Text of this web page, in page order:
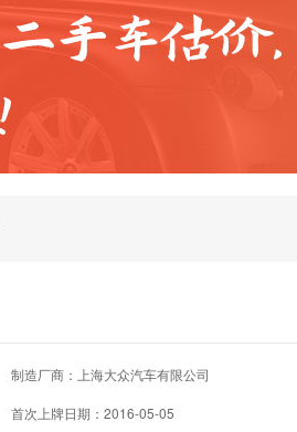
制造厂商：上海大众汽车有限公司
首次上牌日期：2016-05-05